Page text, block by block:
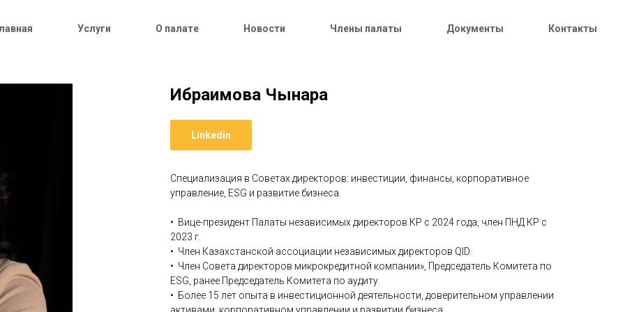
Услуги О палате Новости Члены палаты Документы Контакты
Ибраимова Чынара
Linkedin
Специализация в Советах директоров: инвестиции, финансы, корпоративное
управление, ESG и развитие бизнеса.
• Вице-президент Палаты независимых директоров КР с 2024 года, член ПНД КР с
2023 г.
• Член Казахстанской ассоциации независимых директоров QID.
• Член Совета директоров микрокредитной компании», Председатель Комитета по
ESG, ранее Председатель Комитета по аудиту.
• Более 15 лет опыта в инвестиционной деятельности, доверительном управлении